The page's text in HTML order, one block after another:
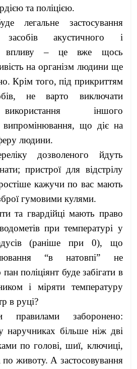
та поліцією.
легальне застосування
засобів акустичного і
впливу – це вже щось
на організм людини ще
Крім того, під прикриттям
не варто виключати
іншого
випромінювання, що діє на
людини.
дозволеного йдуть
пристрої для відстрілу
кажучи по вас мають
гумовими кулями.
та гвардійці мають право
при температурі у
(раніше при 0), що
“в натовпі” не
поліціянт буде забігати в
і міряти температуру
в руці?
правилами заборонено:
наручниках більше ніж дві
по голові, шиї, ключиці,
по животу. А застосовування